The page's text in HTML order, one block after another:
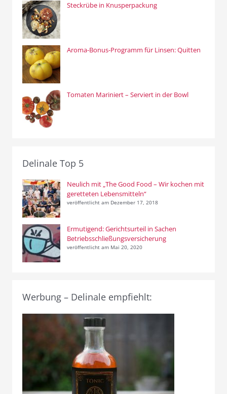
Steckrübe in Knusperpackung
Aroma-Bonus-Programm für Linsen: Quitten
Tomaten Mariniert – Serviert in der Bowl
Delinale Top 5
Neulich mit „The Good Food – Wir kochen mit
geretteten Lebensmitteln“
veröffentlicht am Dezember 17, 2018
Ermutigend: Gerichtsurteil in Sachen
Betriebsschließungsversicherung
veröffentlicht am Mai 20, 2020
Werbung – Delinale empfiehlt: